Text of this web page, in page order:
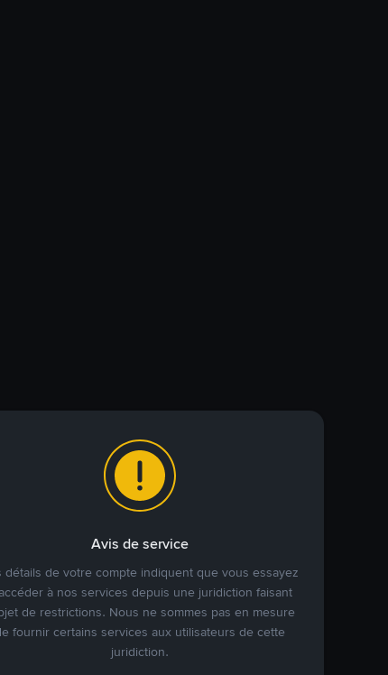
Avis de service
détails de votre compte indiquent que vous essayez
à nos services depuis une juridiction faisant
de restrictions. Nous ne sommes pas en mesure
fournir certains services aux utilisateurs de cette
juridiction.